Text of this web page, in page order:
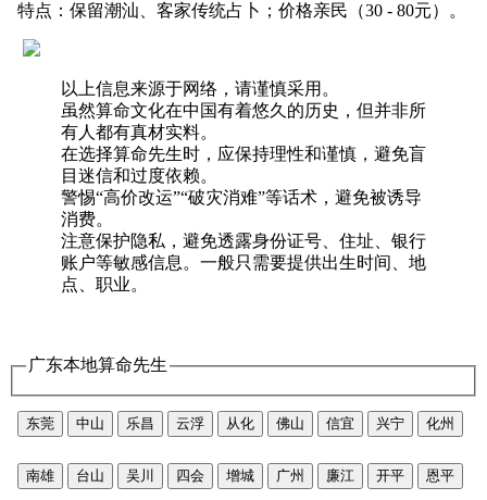
特点：保留潮汕、客家传统占卜；价格亲民（30 - 80元）。
以上信息来源于网络，请谨慎采用。
虽然算命文化在中国有着悠久的历史，但并非所
有人都有真材实料。
在选择算命先生时，应保持理性和谨慎，避免盲
目迷信和过度依赖。
警惕“高价改运”“破灾消难”等话术，避免被诱导
消费。
注意保护隐私，避免透露身份证号、住址、银行
账户等敏感信息。一般只需要提供出生时间、地
点、职业。
广东本地算命先生
东莞 中山 乐昌 云浮 从化 佛山 信宜 兴宁 化州
南雄 台山 吴川 四会 增城 广州 廉江 开平 恩平